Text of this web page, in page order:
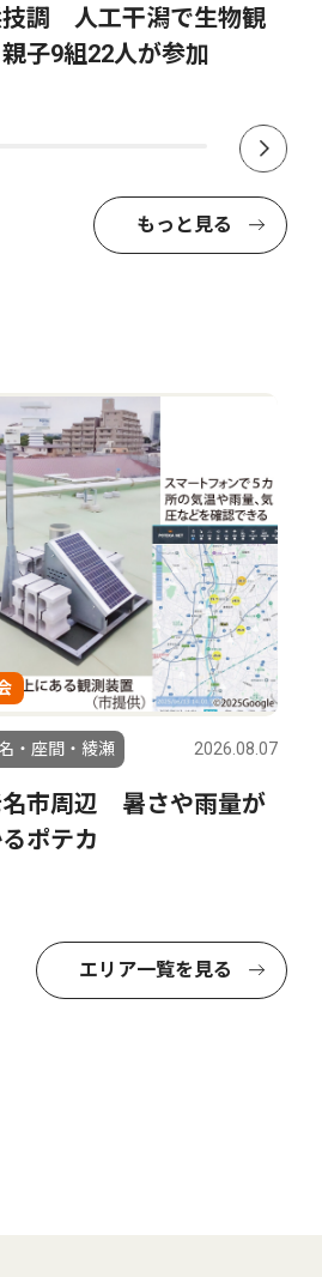
調 人工干潟で生物観
子9組22人が参加
もっと見る
・座間・綾瀬 2026.08.07
市周辺 暑さや雨量が
ポテカ
エリア一覧を見る